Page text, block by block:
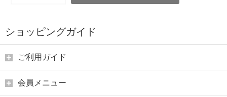
ショッピングガイド
ご利用ガイド
会員メニュー